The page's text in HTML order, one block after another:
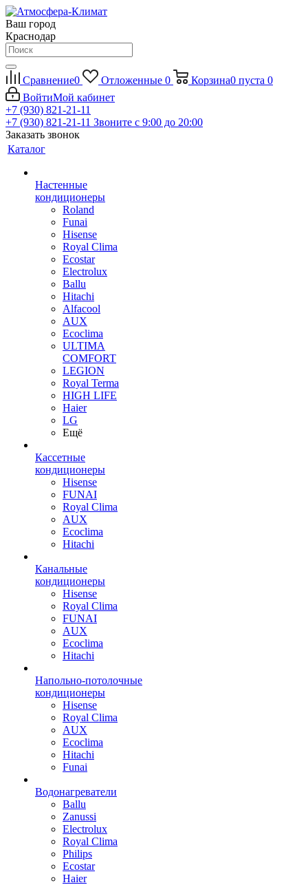
Ваш город
Краснодар
Сравнение0 Отложенные 0 Корзина0 пуста 0
ВойтиМой кабинет
+7 (930) 821-21-11
+7 (930) 821-21-11 Звоните с 9:00 до 20:00
Заказать звонок
Каталог
Настенные
кондиционеры
Roland
Funai
Hisense
Royal Clima
Ecostar
Electrolux
Ballu
Hitachi
Alfacool
AUX
Ecoclima
ULTIMA
COMFORT
LEGION
Royal Terma
HIGH LIFE
Haier
LG
Ещё
Кассетные
кондиционеры
Hisense
FUNAI
Royal Clima
AUX
Ecoclima
Hitachi
Канальные
кондиционеры
Hisense
Royal Clima
FUNAI
AUX
Ecoclima
Hitachi
Напольно-потолочные
кондиционеры
Hisense
Royal Clima
AUX
Ecoclima
Hitachi
Funai
Водонагреватели
Ballu
Zanussi
Electrolux
Royal Clima
Philips
Ecostar
Haier